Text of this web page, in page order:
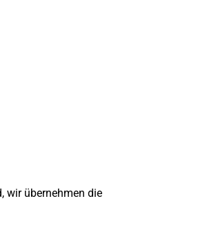
wir übernehmen die